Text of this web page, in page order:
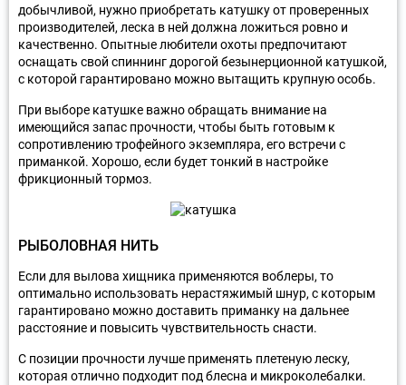
добычливой, нужно приобретать катушку от проверенных
производителей, леска в ней должна ложиться ровно и
качественно. Опытные любители охоты предпочитают
оснащать свой спиннинг дорогой безынерционной катушкой,
с которой гарантировано можно вытащить крупную особь.
При выборе катушке важно обращать внимание на
имеющийся запас прочности, чтобы быть готовым к
сопротивлению трофейного экземпляра, его встречи с
приманкой. Хорошо, если будет тонкий в настройке
фрикционный тормоз.
РЫБОЛОВНАЯ НИТЬ
Если для вылова хищника применяются воблеры, то
оптимально использовать нерастяжимый шнур, с которым
гарантировано можно доставить приманку на дальнее
расстояние и повысить чувствительность снасти.
С позиции прочности лучше применять плетеную леску,
которая отлично подходит под блесна и микроколебалки.